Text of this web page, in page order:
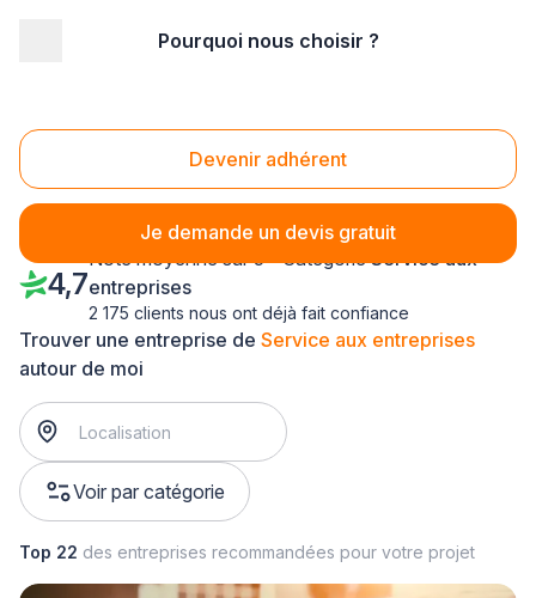
Pourquoi nous choisir ?
Devenir adhérent
Je demande un devis gratuit
Service aux entreprises Bas-Rhin (67)
Trouver une entreprise de Service aux entreprises
autour de moi
Voir par catégorie
4,7
Note moyenne sur 5 - CatégorieService aux
entreprises
2 175 clients nous ont déjà fait confiance
Top 22 des entreprises recommandées pour votre projet